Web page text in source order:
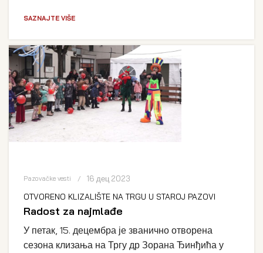
SAZNAJTE VIŠE
Pazovačke vesti 16 дец 2023
OTVORENO KLIZALIŠTE NA TRGU U STAROJ PAZOVI
Radost za najmlađe
У петак, 15. децембра је званично отворена
сезона клизања на Тргу др Зорана Ђинђића у